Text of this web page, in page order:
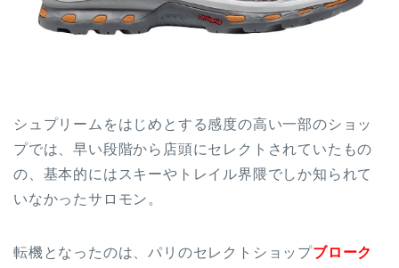
シュプリームをはじめとする感度の高い一部のショッ
プでは、早い段階から店頭にセレクトされていたもの
の、基本的にはスキーやトレイル界隈でしか知られて
いなかったサロモン。
転機となったのは、パリのセレクトショップブローク